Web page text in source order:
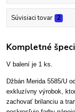
Súvisiaci tovar 2
Kompletné
V balení je 1 ks.
Džbán Merida 5585/U
exkluzívny výrobok,
zachovať brilanciu a